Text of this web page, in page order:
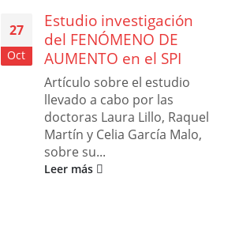
27
Oct
Estudio investigación
del FENÓMENO DE
AUMENTO en el SPI
Artículo sobre el estudio
llevado a cabo por las
doctoras Laura Lillo, Raquel
Martín y Celia García Malo,
sobre su...
Leer más